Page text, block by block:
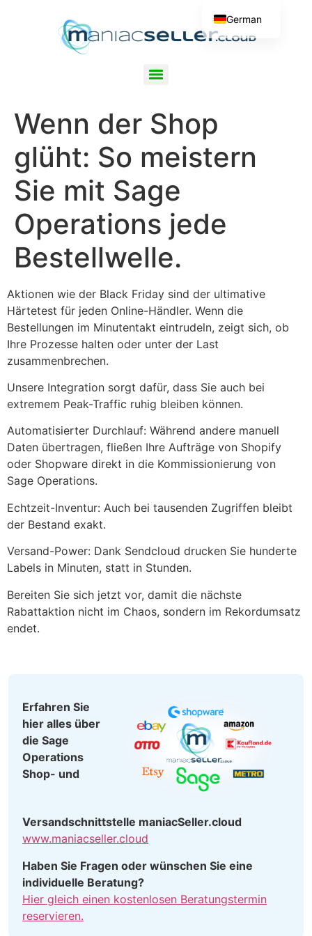
Wenn der Shop
glüht: So meistern
Sie mit Sage
Operations jede
Bestellwelle.
Aktionen wie der Black Friday sind der ultimative
Härtetest für jeden Online-Händler. Wenn die
Bestellungen im Minutentakt eintrudeln, zeigt sich, ob
Ihre Prozesse halten oder unter der Last
zusammenbrechen.
Unsere Integration sorgt dafür, dass Sie auch bei
extremem Peak-Traffic ruhig bleiben können.
Automatisierter Durchlauf: Während andere manuell
Daten übertragen, fließen Ihre Aufträge von Shopify
oder Shopware direkt in die Kommissionierung von
Sage Operations.
Echtzeit-Inventur: Auch bei tausenden Zugriffen bleibt
der Bestand exakt.
Versand-Power: Dank Sendcloud drucken Sie hunderte
Labels in Minuten, statt in Stunden.
Bereiten Sie sich jetzt vor, damit die nächste
Rabattaktion nicht im Chaos, sondern im Rekordumsatz
endet.
Erfahren Sie
hier alles über
die Sage
Operations
Shop- und
Versandschnittstelle maniacSeller.cloud
www.maniacseller.cloud
Haben Sie Fragen oder wünschen Sie eine
individuelle Beratung?
Hier gleich einen kostenlosen Beratungstermin
reservieren.
German
English